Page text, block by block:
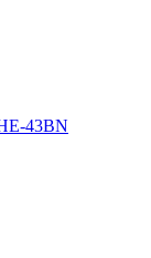
43BN